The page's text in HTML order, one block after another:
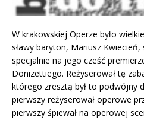
W krakowskiej Operze było
sławy baryton, Mariusz
specjalnie na jego cześć
Donizettiego. Reżyserował tę
którego zresztą był to podwójny
pierwszy reżyserował operowe
pierwszy śpiewał na operowej